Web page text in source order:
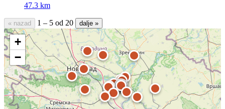
47.3 km
« nazad 1 – 5 od 20 dalje »
+
−